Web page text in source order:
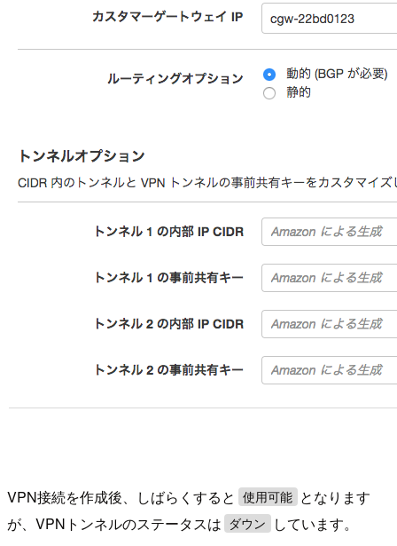
VPN接続を作成後、しばらくすると 使用可能
となります
が、VPNトンネルのステータスは
ダウン しています。